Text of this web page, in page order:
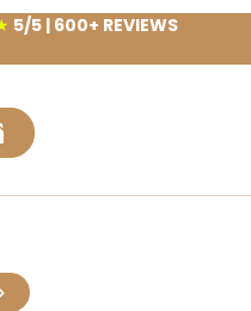
5/5 | 600+ REVIEWS